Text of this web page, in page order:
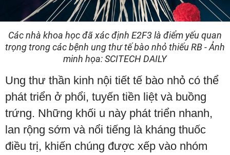
Các nhà khoa học đã xác định E2F3 là điểm yếu quan
trọng trong các bệnh ung thư tế bào nhỏ thiếu RB - Ảnh
minh họa: SCITECH DAILY
Ung thư thần kinh nội tiết tế bào nhỏ có thể
phát triển ở phổi, tuyến tiền liệt và buồng
trứng. Những khối u này phát triển nhanh,
lan rộng sớm và nổi tiếng là kháng thuốc
điều trị, khiến chúng được xếp vào nhóm